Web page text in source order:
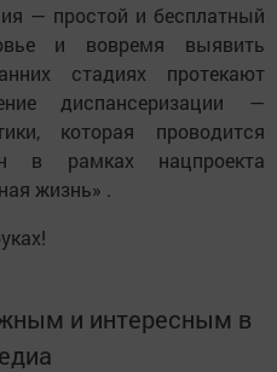
— простой и бесплатный
и вовремя выявить
стадиях протекают
диспансеризации —
которая проводится
в рамках нацпроекта
жизнь» .
и интересным в